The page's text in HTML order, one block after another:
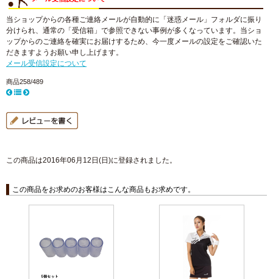
当ショップからの各種ご連絡メールが自動的に「迷惑メール」フォルダに振り
分けられ、通常の「受信箱」で参照できない事例が多くなっています。当ショ
ップからのご連絡を確実にお届けするため、今一度メールの設定をご確認いた
だきますようお願い申し上げます。
メール受信設定について
商品258/489
この商品は2016年06月12日(日)に登録されました。
この商品をお求めのお客様はこんな商品もお求めです。